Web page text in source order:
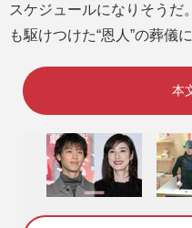
スケジュールになりそうだ
も駆けつけた“恩人”の葬儀
本